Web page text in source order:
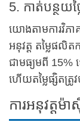
5. កាត់បន្ថយ
យោងតាមការវិភា
អនុវត្ត តម្លៃផលិត
ជាមធ្យមពី 15%
ហើយតម្លៃផ្សិតត្
ការអនុវត្តម៉